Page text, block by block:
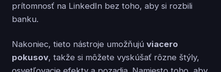
prítomnosť na LinkedIn bez toho, aby si rozbili
banku.
Nakoniec, tieto nástroje umožňujú viacero
pokusov, takže si môžete vyskúšať rôzne štýly,